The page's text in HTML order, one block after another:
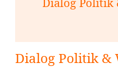
Dialog Politik&